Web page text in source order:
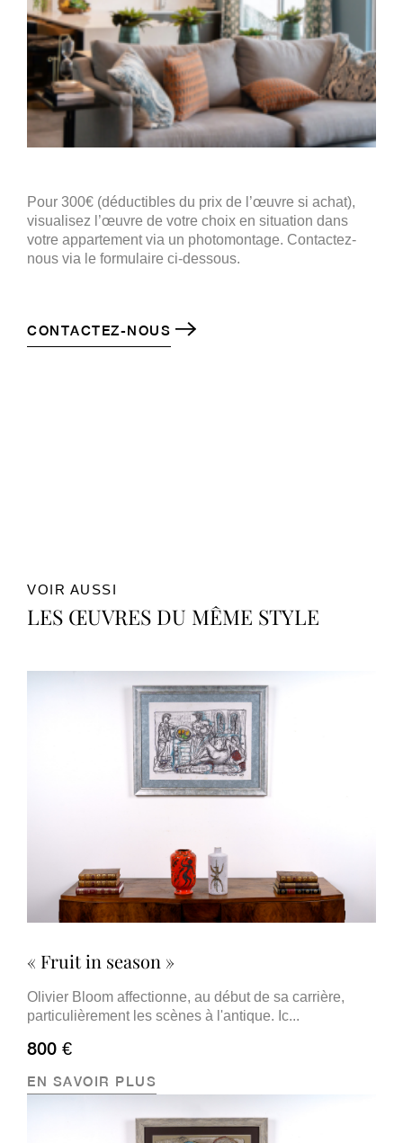
Pour 300€ (déductibles du prix de l’œuvre si achat),
visualisez l’œuvre de votre choix en situation dans
votre appartement via un photomontage. Contactez-
nous via le formulaire ci-dessous.
CONTACTEZ-NOUS
VOIR AUSSI
LES ŒUVRES DU MÊME STYLE
« Fruit in season »
Olivier Bloom affectionne, au début de sa carrière,
particulièrement les scènes à l'antique. Ic...
800 €
EN SAVOIR PLUS